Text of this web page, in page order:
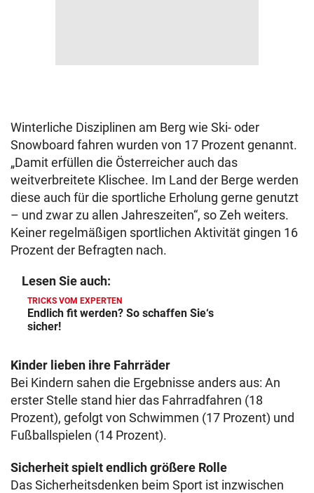
Winterliche Disziplinen am Berg wie Ski- oder
Snowboard fahren wurden von 17 Prozent genannt.
„Damit erfüllen die Österreicher auch das
weitverbreitete Klischee. Im Land der Berge werden
diese auch für die sportliche Erholung gerne genutzt
– und zwar zu allen Jahreszeiten“, so Zeh weiters.
Keiner regelmäßigen sportlichen Aktivität gingen 16
Prozent der Befragten nach.
Lesen Sie auch:
TRICKS VOM EXPERTEN
Endlich fit werden? So schaffen Sie‘s
sicher!
Kinder lieben ihre Fahrräder
Bei Kindern sahen die Ergebnisse anders aus: An
erster Stelle stand hier das Fahrradfahren (18
Prozent), gefolgt von Schwimmen (17 Prozent) und
Fußballspielen (14 Prozent).
Sicherheit spielt endlich größere Rolle
Das Sicherheitsdenken beim Sport ist inzwischen